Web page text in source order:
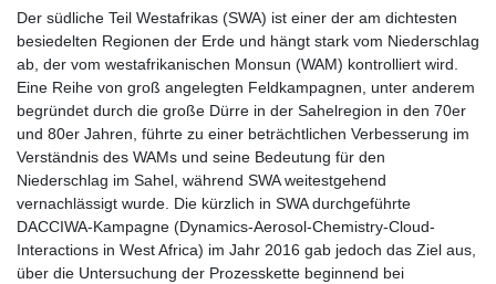
Der südliche Teil Westafrikas (SWA) ist einer der am dichtesten
besiedelten Regionen der Erde und hängt stark vom Niederschlag
ab, der vom westafrikanischen Monsun (WAM) kontrolliert wird.
Eine Reihe von groß angelegten Feldkampagnen, unter anderem
begründet durch die große Dürre in der Sahelregion in den 70er
und 80er Jahren, führte zu einer beträchtlichen Verbesserung im
Verständnis des WAMs und seine Bedeutung für den
Niederschlag im Sahel, während SWA weitestgehend
vernachlässigt wurde. Die kürzlich in SWA durchgeführte
DACCIWA-Kampagne (Dynamics-Aerosol-Chemistry-Cloud-
Interactions in West Africa) im Jahr 2016 gab jedoch das Ziel aus,
über die Untersuchung der Prozesskette beginnend bei